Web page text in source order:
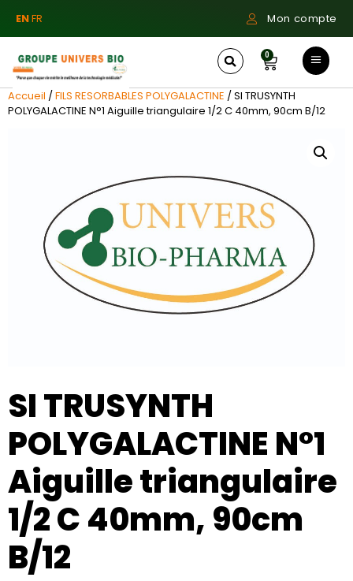
ENFR Mon compte
0
Accueil /FILS RESORBABLES POLYGALACTINE / SI TRUSYNTH
POLYGALACTINE N°1 Aiguille triangulaire 1/2 C 40mm, 90cm B/12
SI TRUSYNTH
POLYGALACTINE N°1
Aiguille triangulaire
1/2 C 40mm, 90cm
B/12